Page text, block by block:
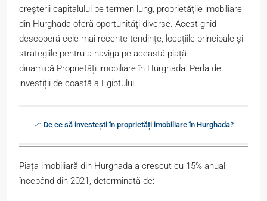
creșterii capitalului pe termen lung, proprietățile imobiliare
din Hurghada oferă oportunități diverse. Acest ghid
descoperă cele mai recente tendințe, locațiile principale și
strategiile pentru a naviga pe această piață
dinamică.Proprietăți imobiliare în Hurghada: Perla de
investiții de coastă a Egiptului
📈 De ce să investești în proprietăți imobiliare în Hurghada?
Piața imobiliară din Hurghada a crescut cu 15% anual
începând din 2021, determinată de: